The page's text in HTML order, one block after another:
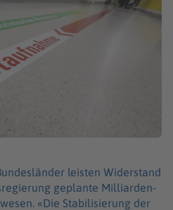
leisten Widerstand
geplante Milliarden-
«Die Stabilisierung der